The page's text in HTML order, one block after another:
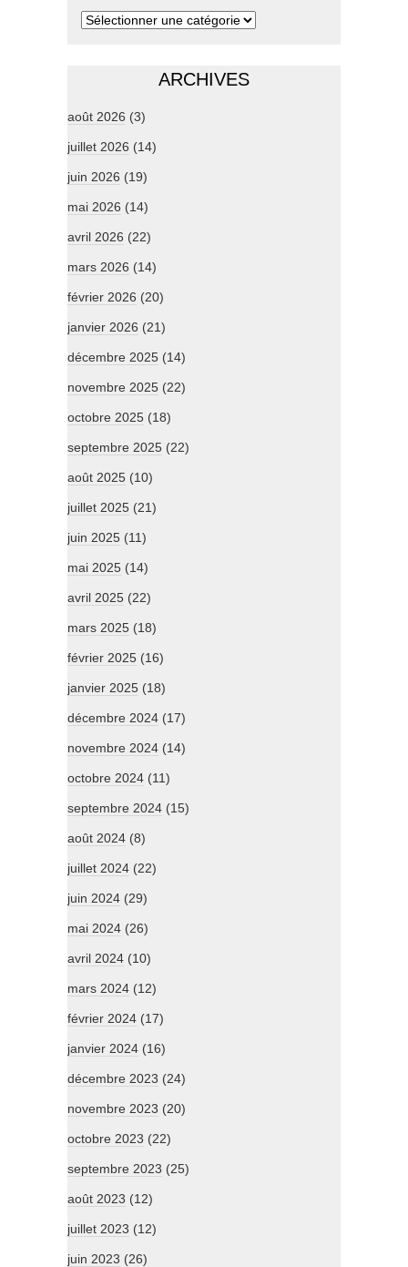
ARCHIVES
août 2026 (3)
juillet 2026 (14)
juin 2026 (19)
mai 2026 (14)
avril 2026 (22)
mars 2026 (14)
février 2026 (20)
janvier 2026 (21)
décembre 2025 (14)
novembre 2025 (22)
octobre 2025 (18)
septembre 2025 (22)
août 2025 (10)
juillet 2025 (21)
juin 2025 (11)
mai 2025 (14)
avril 2025 (22)
mars 2025 (18)
février 2025 (16)
janvier 2025 (18)
décembre 2024 (17)
novembre 2024 (14)
octobre 2024 (11)
septembre 2024 (15)
août 2024 (8)
juillet 2024 (22)
juin 2024 (29)
mai 2024 (26)
avril 2024 (10)
mars 2024 (12)
février 2024 (17)
janvier 2024 (16)
décembre 2023 (24)
novembre 2023 (20)
octobre 2023 (22)
septembre 2023 (25)
août 2023 (12)
juillet 2023 (12)
juin 2023 (26)